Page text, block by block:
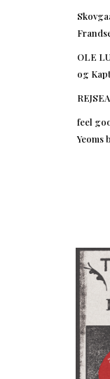
OLE
og
feel
Yeoms